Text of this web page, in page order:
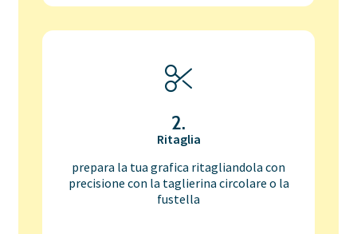
2.
Ritaglia
prepara la tua grafica ritagliandola con
precisione con la taglierina circolare o la
fustella